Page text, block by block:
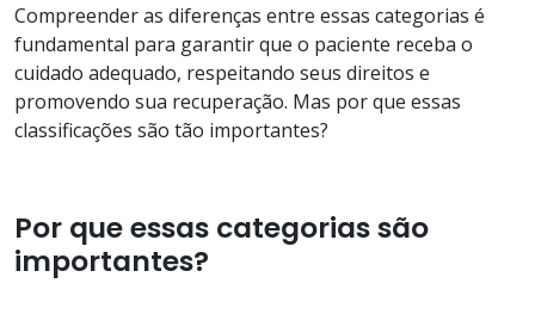
Compreender as diferenças entre essas categorias é
fundamental para garantir que o paciente receba o
cuidado adequado, respeitando seus direitos e
promovendo sua recuperação. Mas por que essas
classificações são tão importantes?
Por que essas categorias são
importantes?